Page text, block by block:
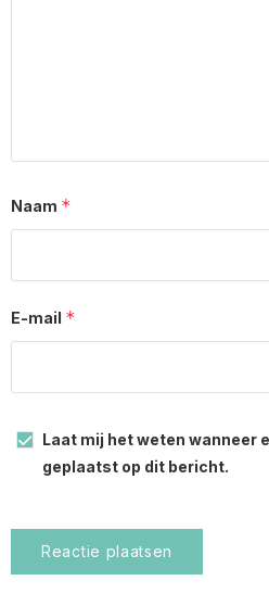
Naam *
E-mail *
Laat mij het weten wanneer
geplaatst op dit bericht.